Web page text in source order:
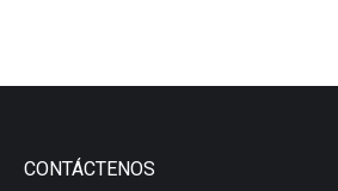
CONTÁCTENOS